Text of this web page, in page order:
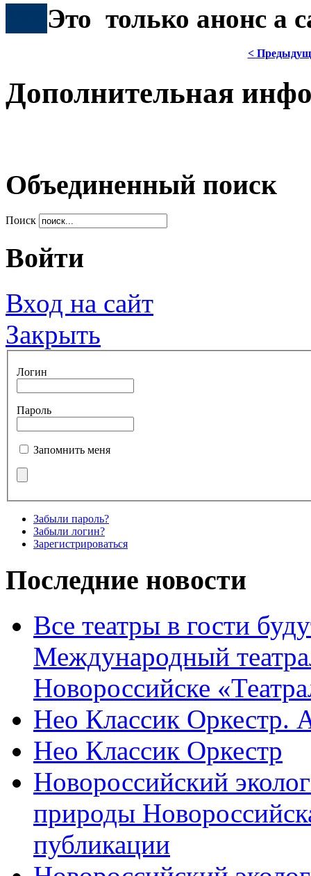
Это только анонс а
<
Дополнительная
Объединенный поиск
Поиск
Войти
Вход на сайт
Закрыть
Логин
Пароль
Запомнить меня
Забыли пароль?
Забыли логин?
Зарегистрироваться
Последние новости
Все театры в гости
Международный
Новороссийске
Нео Классик Оркестр.
Нео Классик Оркестр
Новороссийский
природы
публикации